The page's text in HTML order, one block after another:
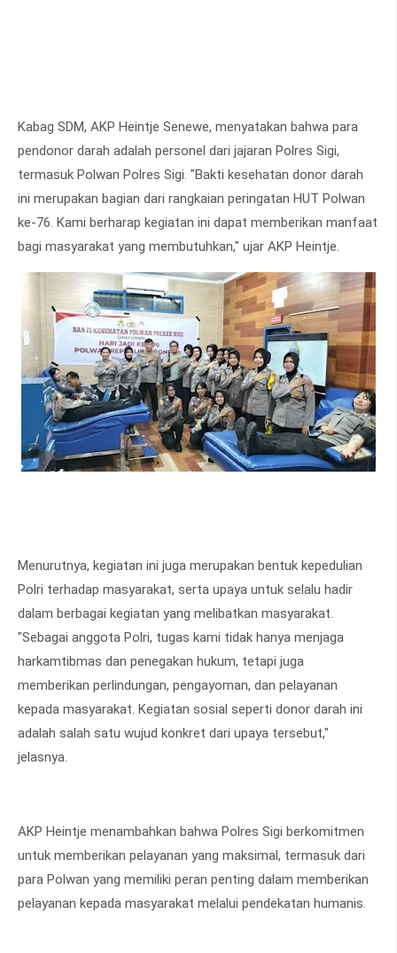
Kabag SDM, AKP Heintje Senewe, menyatakan bahwa para
pendonor darah adalah personel dari jajaran Polres Sigi,
termasuk Polwan Polres Sigi. "Bakti kesehatan donor darah
ini merupakan bagian dari rangkaian peringatan HUT Polwan
ke-76. Kami berharap kegiatan ini dapat memberikan manfaat
bagi masyarakat yang membutuhkan," ujar AKP Heintje.
Menurutnya, kegiatan ini juga merupakan bentuk kepedulian
Polri terhadap masyarakat, serta upaya untuk selalu hadir
dalam berbagai kegiatan yang melibatkan masyarakat.
"Sebagai anggota Polri, tugas kami tidak hanya menjaga
harkamtibmas dan penegakan hukum, tetapi juga
memberikan perlindungan, pengayoman, dan pelayanan
kepada masyarakat. Kegiatan sosial seperti donor darah ini
adalah salah satu wujud konkret dari upaya tersebut,"
jelasnya.
AKP Heintje menambahkan bahwa Polres Sigi berkomitmen
untuk memberikan pelayanan yang maksimal, termasuk dari
para Polwan yang memiliki peran penting dalam memberikan
pelayanan kepada masyarakat melalui pendekatan humanis.